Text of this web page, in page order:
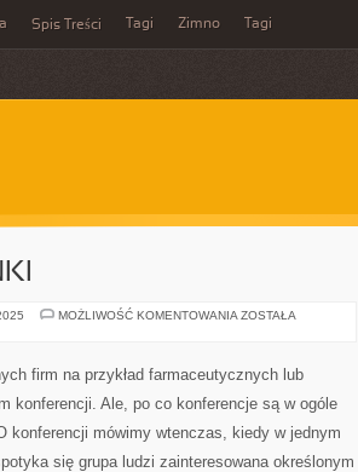
Spis Treści Tagi Zimno Tagi
MOŻLIWOŚĆ KOMENTOWANIA NOWOCZESNE
ZOSTAŁA
firm na przykład farmaceutycznych lub
konferencji. Ale, po co konferencje są w ogóle
konferencji mówimy wtenczas, kiedy w jednym
się grupa ludzi zainteresowana określonym